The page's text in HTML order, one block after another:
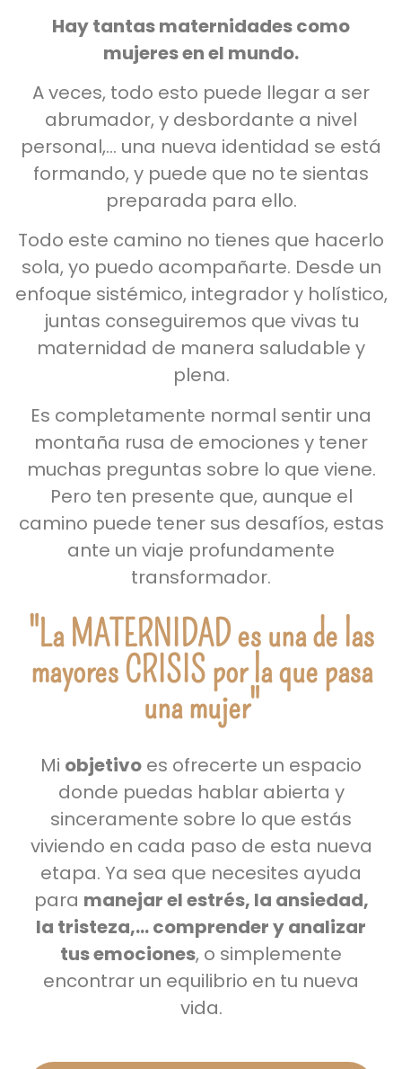
Hay tantas maternidades como
mujeres en el mundo.
A veces, todo esto puede llegar a ser
abrumador, y desbordante a nivel
personal,… una nueva identidad se está
formando, y puede que no te sientas
preparada para ello.
Todo este camino no tienes que hacerlo
sola, yo puedo acompañarte. Desde un
enfoque sistémico, integrador y holístico,
juntas conseguiremos que vivas tu
maternidad de manera saludable y
plena.
Es completamente normal sentir una
montaña rusa de emociones y tener
muchas preguntas sobre lo que viene.
Pero ten presente que, aunque el
camino puede tener sus desafíos, estas
ante un viaje profundamente
transformador.
"La MATERNIDAD es una de las
mayores CRISIS por la que pasa
una mujer"
Mi objetivo es ofrecerte un espacio
donde puedas hablar abierta y
sinceramente sobre lo que estás
viviendo en cada paso de esta nueva
etapa. Ya sea que necesites ayuda
para manejar el estrés, la ansiedad,
la tristeza,… comprender y analizar
tus emociones, o simplemente
encontrar un equilibrio en tu nueva
vida.